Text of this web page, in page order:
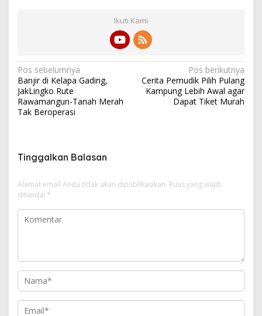
Ikuti Kami
N
a
v
i
a
i
p
o
Pos sebelumnya
Banjir di Kelapa Gading,
JakLingko Rute
Rawamangun-Tanah Merah
Tak Beroperasi
Pos berikutnya
Cerita Pemudik Pilih Pulang
Kampung Lebih Awal agar
Dapat Tiket Murah
Tinggalkan Balasan
Alamat email Anda tidak akan dipublikasikan. Ruas yang wajib
ditandai *